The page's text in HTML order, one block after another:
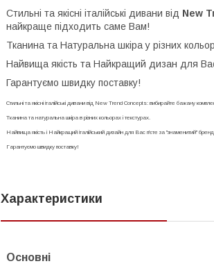
Стильні та якісні італійські дивани від New
найкраще підходить саме Вам!
Тканина та Натуральна шкіра у різних
Найвища якість та Найкращий дизан для
Гарантуємо швидку поставку!
Стильні та якісні італійські дивани від New Trend Concepts: вибирайте бажану
Тканина та натуральна шкіра в різних кольорах і текстурах.
Найвища якість і Найкращий італійський дизайн для Вас п'єте за "знаменитий"
Гарантуємо швидку поставку!
Характеристики
Основні